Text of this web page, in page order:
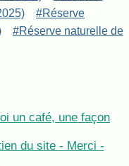
#Réserve
#Réserve naturelle de
un café, une façon
du site - Merci -